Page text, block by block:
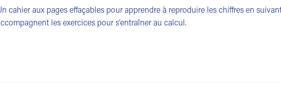
cahier aux pages effaçables pour apprendre à reproduire les chiffres en
les exercices pour s’entraîner au calcul.